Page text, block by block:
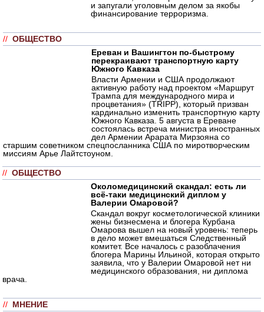
и запугали уголовным делом за якобы
финансирование терроризма.
// ОБЩЕСТВО
Ереван и Вашингтон по-быстрому
перекраивают транспортную карту
Южного Кавказа
Власти Армении и США продолжают
активную работу над проектом «Маршрут
Трампа для международного мира и
процветания» (TRIPP), который призван
кардинально изменить транспортную карту
Южного Кавказа. 5 августа в Ереване
состоялась встреча министра иностранных
дел Армении Арарата Мирзояна со
старшим советником спецпосланника США по миротворческим
миссиям Арье Лайтстоуном.
// ОБЩЕСТВО
Околомедицинский скандал: есть ли
всё-таки медицинский диплом у
Валерии Омаровой?
Скандал вокруг косметологической клиники
жены бизнесмена и блогера Курбана
Омарова вышел на новый уровень: теперь
в дело может вмешаться Следственный
комитет. Все началось с разоблачения
блогера Марины Ильиной, которая открыто
заявила, что у Валерии Омаровой нет ни
медицинского образования, ни диплома
врача.
// МНЕНИЕ